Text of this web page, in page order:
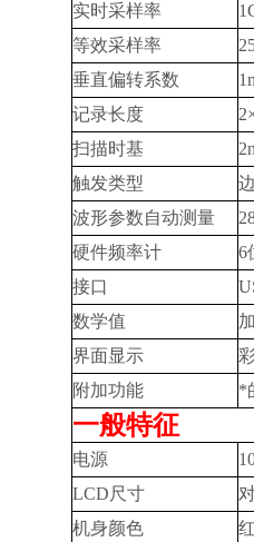
实时采样率
等效采样率
垂直偏转系数
记录长度
扫描时基
触发类型
波形参数自动测量
硬件频率计
6
接口
数学值
界面显示
附加功能
*
一般特征
电源
LCD尺寸
机身颜色